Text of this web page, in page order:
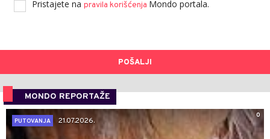
Pristajete na pravila korišćenja Mondo portala.
POŠALJI
MONDO REPORTAŽE
0
PUTOVANJA
21.07.2026.